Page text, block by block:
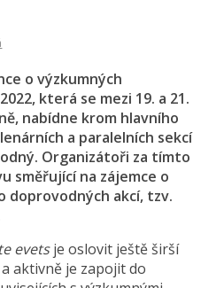
o výzkumných
která se mezi 19. a 21.
nabídne krom hlavního
a paralelních sekcí
Organizátoři za tímto
směřující na zájemce o
doprovodných akcí, tzv.
evetsje oslovit ještě širší
aktivně je zapojit do